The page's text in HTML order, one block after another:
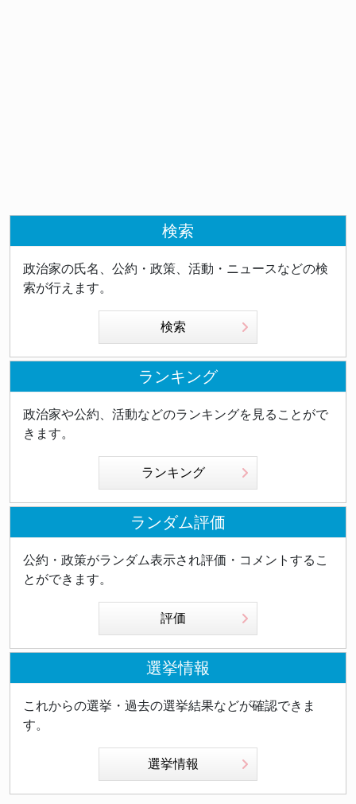
検索
政治家の氏名、公約・政策、活動・ニュースなどの検
索が行えます。
検索
ランキング
政治家や公約、活動などのランキングを見ることがで
きます。
ランキング
ランダム評価
公約・政策がランダム表示され評価・コメントするこ
とができます。
評価
選挙情報
これからの選挙・過去の選挙結果などが確認できま
す。
選挙情報